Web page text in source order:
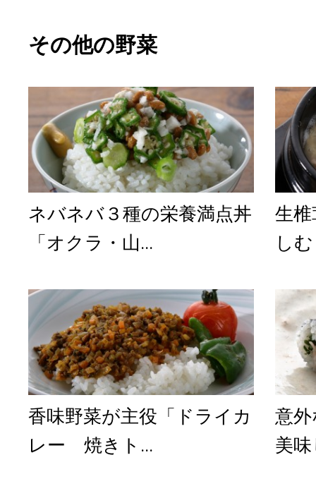
その他の野菜
ネバネバ３種の栄養満点丼
「オクラ・山...
生
し
香味野菜が主役「ドライカ
レー 焼きト...
意
美